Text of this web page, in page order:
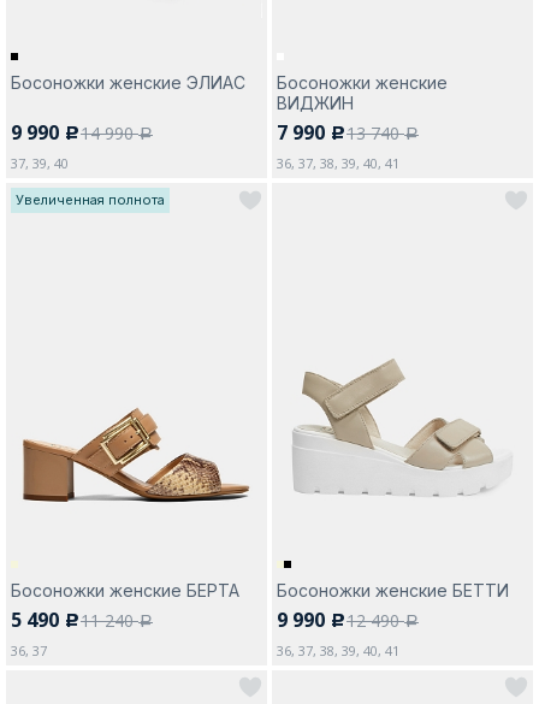
Босоножки женские ЭЛИАС
9 990 c14 990a
37, 39, 40
Босоножки женские
ВИДЖИН
7 990 c13 740a
36, 37, 38, 39, 40, 41
Увеличенная полнота
Босоножки женские БЕРТА
5 490 c11 240a
36, 37
Босоножки женские БЕТТИ
9 990 c12 490a
36, 37, 38, 39, 40, 41